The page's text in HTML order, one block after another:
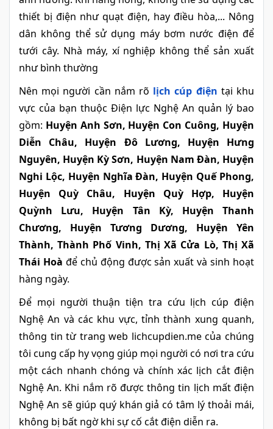
thiết bị điện như quạt điện, hay điều hòa,... Nông
dân không thể sử dụng máy bơm nước điện để
tưới cây. Nhà máy, xí nghiệp không thể sản xuất
như bình thường
Nên mọi người cần nắm rõ lịch cúp điện tại khu
vực của bạn thuộc Điện lực Nghệ An quản lý bao
gồm: Huyện Anh Sơn, Huyện Con Cuông, Huyện
Diễn Châu, Huyện Đô Lương, Huyện Hưng
Nguyên, Huyện Kỳ Sơn, Huyện Nam Đàn, Huyện
Nghi Lộc, Huyện Nghĩa Đàn, Huyện Quế Phong,
Huyện Quỳ Châu, Huyện Quỳ Hợp, Huyện
Quỳnh Lưu, Huyện Tân Kỳ, Huyện Thanh
Chương, Huyện Tương Dương, Huyện Yên
Thành, Thành Phố Vinh, Thị Xã Cửa Lò, Thị Xã
Thái Hoà để chủ động được sản xuất và sinh hoạt
hàng ngày.
Để mọi người thuận tiện tra cứu lịch cúp điện
Nghệ An và các khu vực, tỉnh thành xung quanh,
thông tin từ trang web lichcupdien.me của chúng
tôi cung cấp hy vọng giúp mọi người có nơi tra cứu
một cách nhanh chóng và chính xác lịch cắt điện
Nghệ An. Khi nắm rõ được thông tin lịch mất điện
Nghệ An sẽ giúp quý khán giả có tâm lý thoải mái,
không bị bất ngờ khi sự cố cắt điện diễn ra.